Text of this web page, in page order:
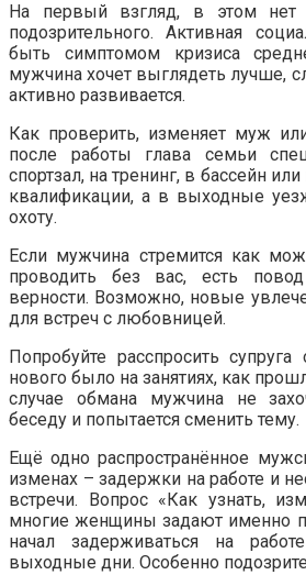
На первый взгляд, в этом нет
подозрительного. Активная
быть симптомом кризиса
мужчина хочет выглядеть лучше,
активно развивается.
Как проверить, изменяет муж
после работы глава семьи
спортзал, на тренинг, в бассейн
квалификации, а в выходные
охоту.
Если мужчина стремится как
проводить без вас, есть
верности. Возможно, новые
для встреч с любовницей.
Попробуйте расспросить
нового было на занятиях, как
случае обмана мужчина не
беседу и попытается сменить тему.
Ещё одно распространённое
изменах – задержки на работе и
встречи. Вопрос «Как узнать,
многие женщины задают именно
начал задерживаться на
выходные дни. Особенно